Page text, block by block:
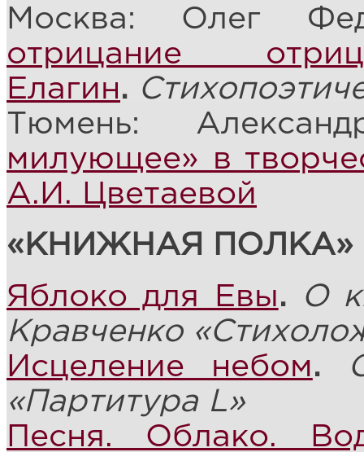
Москва: Олег
отрицание
Елагин.
Тюмень:
милующее» в
А.И. Цветаевой
«КНИЖНАЯ
Яблоко для Евы.
О
Кравченко
Исцеление небом.
«Партитура L»
Песня. Облако.